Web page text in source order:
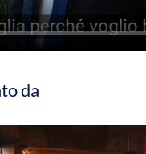
da